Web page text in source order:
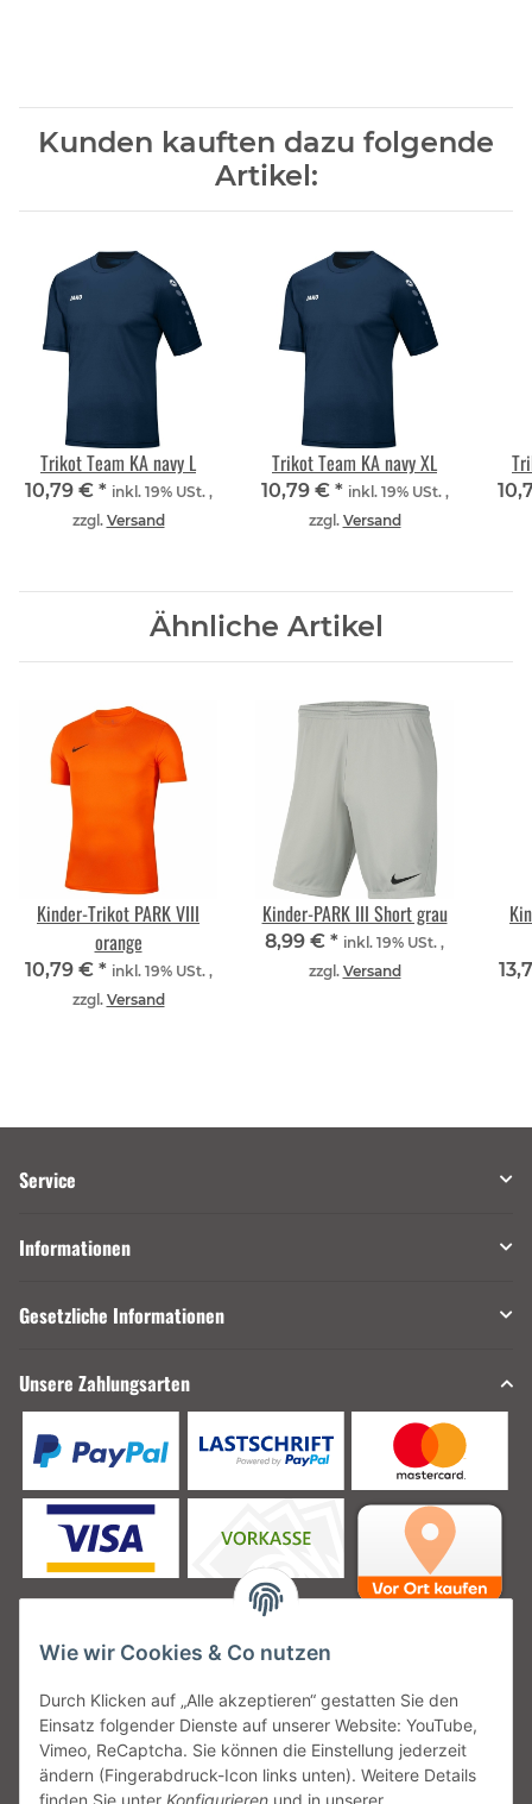
Kunden kauften dazu folgende
Artikel:
Trikot Team KA navy L
10,79 € * inkl. 19% USt. ,
zzgl. Versand
Trikot Team KA navy XL
10,79 € * inkl. 19% USt. ,
zzgl. Versand
Ähnliche Artikel
Kinder-Trikot PARK VIII
orange
10,79 € * inkl. 19% USt. ,
zzgl. Versand
Kinder-PARK III Short grau
8,99 € * inkl. 19% USt. ,
zzgl. Versand
Service
Informationen
Gesetzliche Informationen
Unsere Zahlungsarten
Unsere Versanddienstleister
Wie wir Cookies & Co nutzen
Durch Klicken auf „Alle akzeptieren“ gestatten Sie den
Einsatz folgender Dienste auf unserer Website: YouTube,
Vimeo, ReCaptcha. Sie können die Einstellung jederzeit
ändern (Fingerabdruck-Icon links unten). Weitere Details